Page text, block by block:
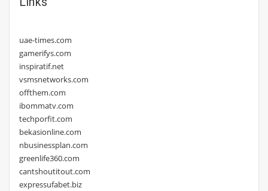
uae-times.com
gamerifys.com
inspiratif.net
vsmsnetworks.com
offthem.com
ibommatv.com
techporfit.com
bekasionline.com
nbusinessplan.com
greenlife360.com
cantshoutitout.com
expressufabet.biz